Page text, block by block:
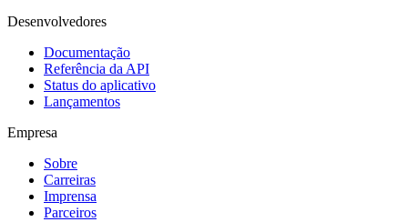
Desenvolvedores
Documentação
Referência da API
Status do aplicativo
Lançamentos
Empresa
Sobre
Carreiras
Imprensa
Parceiros